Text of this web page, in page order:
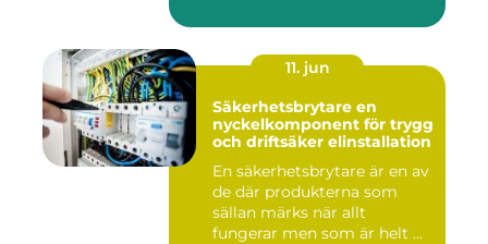
11. jun
Säkerhetsbrytare en
nyckelkomponent för trygg
och driftsäker elinstallation
En säkerhetsbrytare är en av
de där produkterna som
sällan märks när allt
fungerar men som är helt ...